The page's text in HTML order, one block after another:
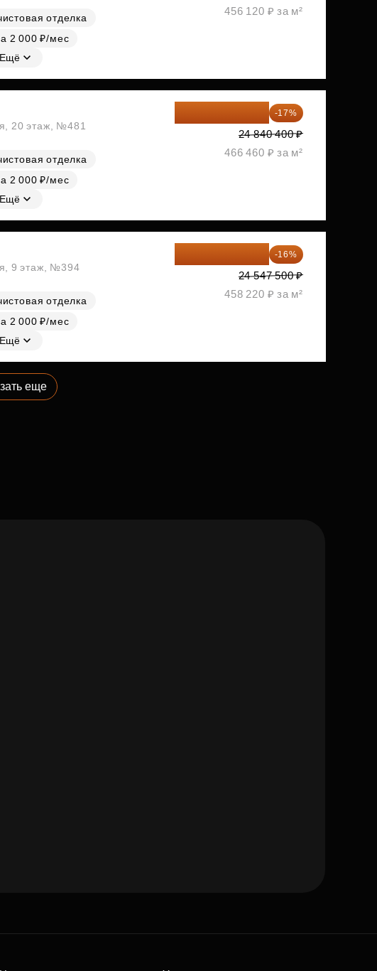
отделка
2 000 ₽/мес
Ещё
456 120 ₽ за м²
20 этаж, №481
отделка
2 000 ₽/мес
Ещё
-17%
24 840 400 ₽
466 460 ₽ за м²
9 этаж, №394
отделка
2 000 ₽/мес
Ещё
-16%
24 547 500 ₽
458 220 ₽ за м²
еще